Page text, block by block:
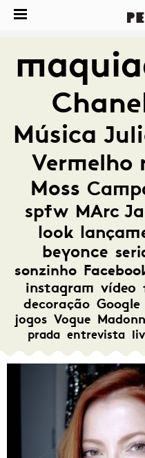
Música
Vermelho
Moss
spfw MArc
look
beyonce
sonzinho
instagram vídeo
decoração Google
jogos Vogue
prada entrevista